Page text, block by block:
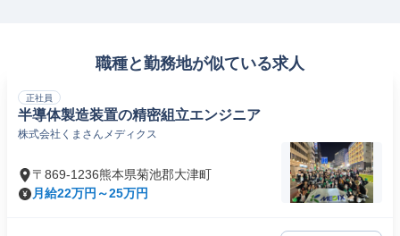
職種と勤務地が似ている求人
正社員
半導体製造装置の精密組立エンジニア
株式会社くまさんメディクス
〒869-1236熊本県菊池郡大津町
月給22万円～25万円